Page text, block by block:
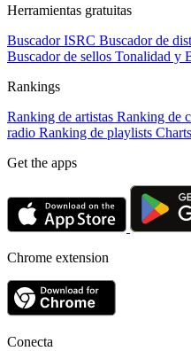
Herramientas gratuitas
Buscador ISRC Buscador de
Buscador de sellos Tonalidad y
Rankings
Ranking de artistas Ranking de
radio Ranking de playlists Charts
Get the apps
Chrome extension
Conecta